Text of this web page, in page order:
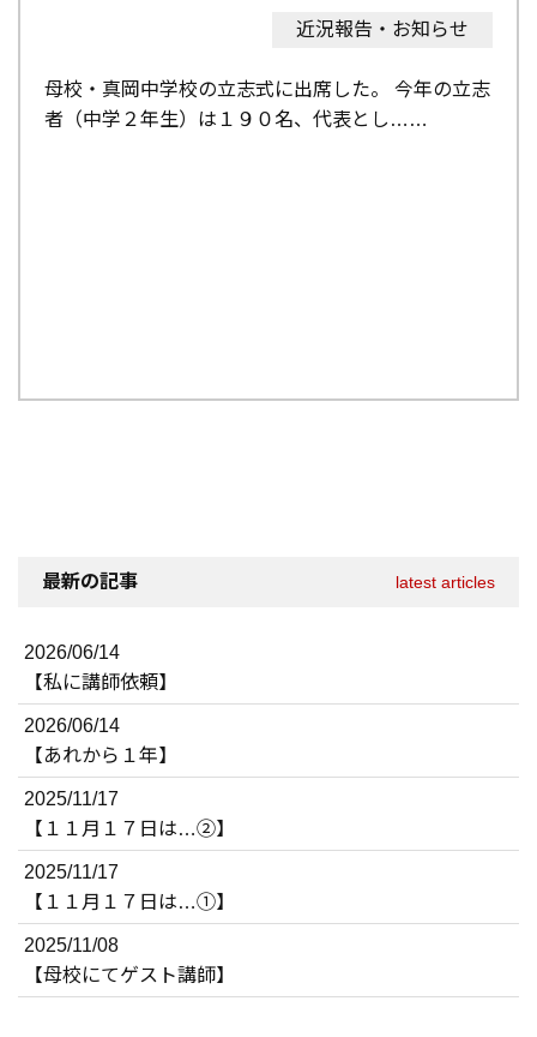
近況報告・お知らせ
母校・真岡中学校の立志式に出席した。 今年の立志
者（中学２年生）は１９０名、代表とし…
最新の記事 latest articles
2026/06/14
【私に講師依頼】
2026/06/14
【あれから１年】
2025/11/17
【１１月１７日は…②】
2025/11/17
【１１月１７日は…①】
2025/11/08
【母校にてゲスト講師】